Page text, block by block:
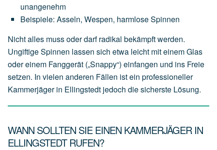
unangenehm
Beispiele: Asseln, Wespen, harmloseSpinnen
Nicht alles muss oder darf radikal bekämpft werden.
Ungiftige Spinnen lassen sich etwa leicht mit einem Glas
oder einem Fanggerät („Snappy“) einfangen und ins Freie
setzen. In vielen anderen Fällen ist ein professioneller
Kammerjäger in Ellingstedt jedoch die sicherste Lösung.
WANN SOLLTEN SIE EINEN KAMMERJÄGER IN
ELLINGSTEDT RUFEN?